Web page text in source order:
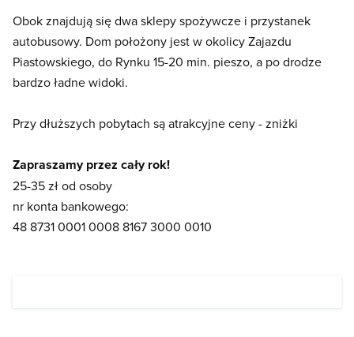
Obok znajdują się dwa sklepy spożywcze i przystanek
autobusowy. Dom położony jest w okolicy Zajazdu
Piastowskiego, do Rynku 15-20 min. pieszo, a po drodze
bardzo ładne widoki.
Przy dłuższych pobytach są atrakcyjne ceny - zniżki
Zapraszamy przez cały rok!
25-35 zł od osoby
nr konta bankowego:
48 8731 0001 0008 8167 3000 0010